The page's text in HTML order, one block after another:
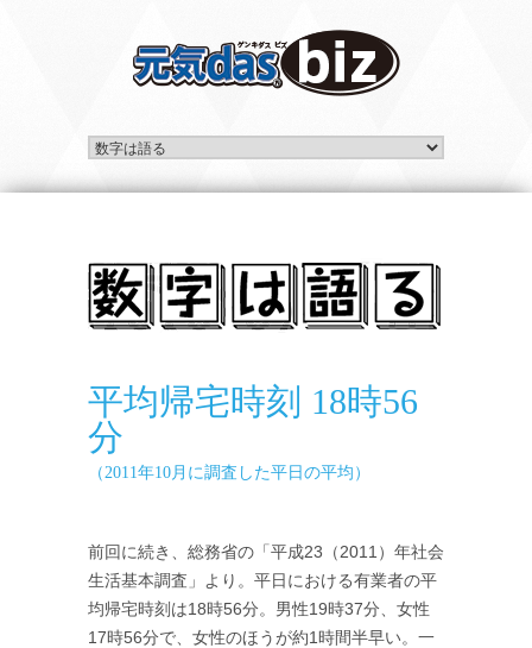
平均帰宅時刻 18時56
分
（2011年10月に調査した平日の平均）
前回に続き、総務省の「平成23（2011）年社会
生活基本調査」より。平日における有業者の平
均帰宅時刻は18時56分。男性19時37分、女性
17時56分で、女性のほうが約1時間半早い。一